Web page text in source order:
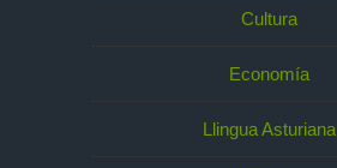
Cultura
Economía
Llingua Asturiana